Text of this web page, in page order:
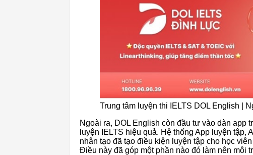
Trung tâm luyện thi IELTS DOL English |
Ngoài ra, DOL English còn đầu tư vào dàn app
luyện IELTS hiệu quả. Hệ thống App luyện
nhân tạo đã tạo điều kiện luyện tập cho học
Điều này đã góp một phần nào đó làm nên môi